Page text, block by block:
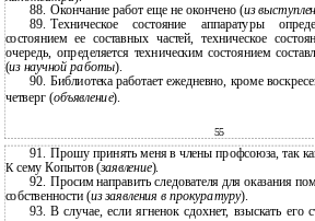
88. Окончание работ еще не окончено (из
89. Техническое состояние аппаратуры
состоянием ее составных частей, техническое
очередь, определяется техническим состоянием
(из научной работы).
90. Библиотека работает ежедневно, кроме
четверг (объявление).
55
91. Прошу принять меня в члены профсоюза, так
К сему Копытов (заявление).
92. Просим направить следователя для оказания
собственности (из заявления в прокуратуру).
93. В случае, если ягненок сдохнет, взыскать его